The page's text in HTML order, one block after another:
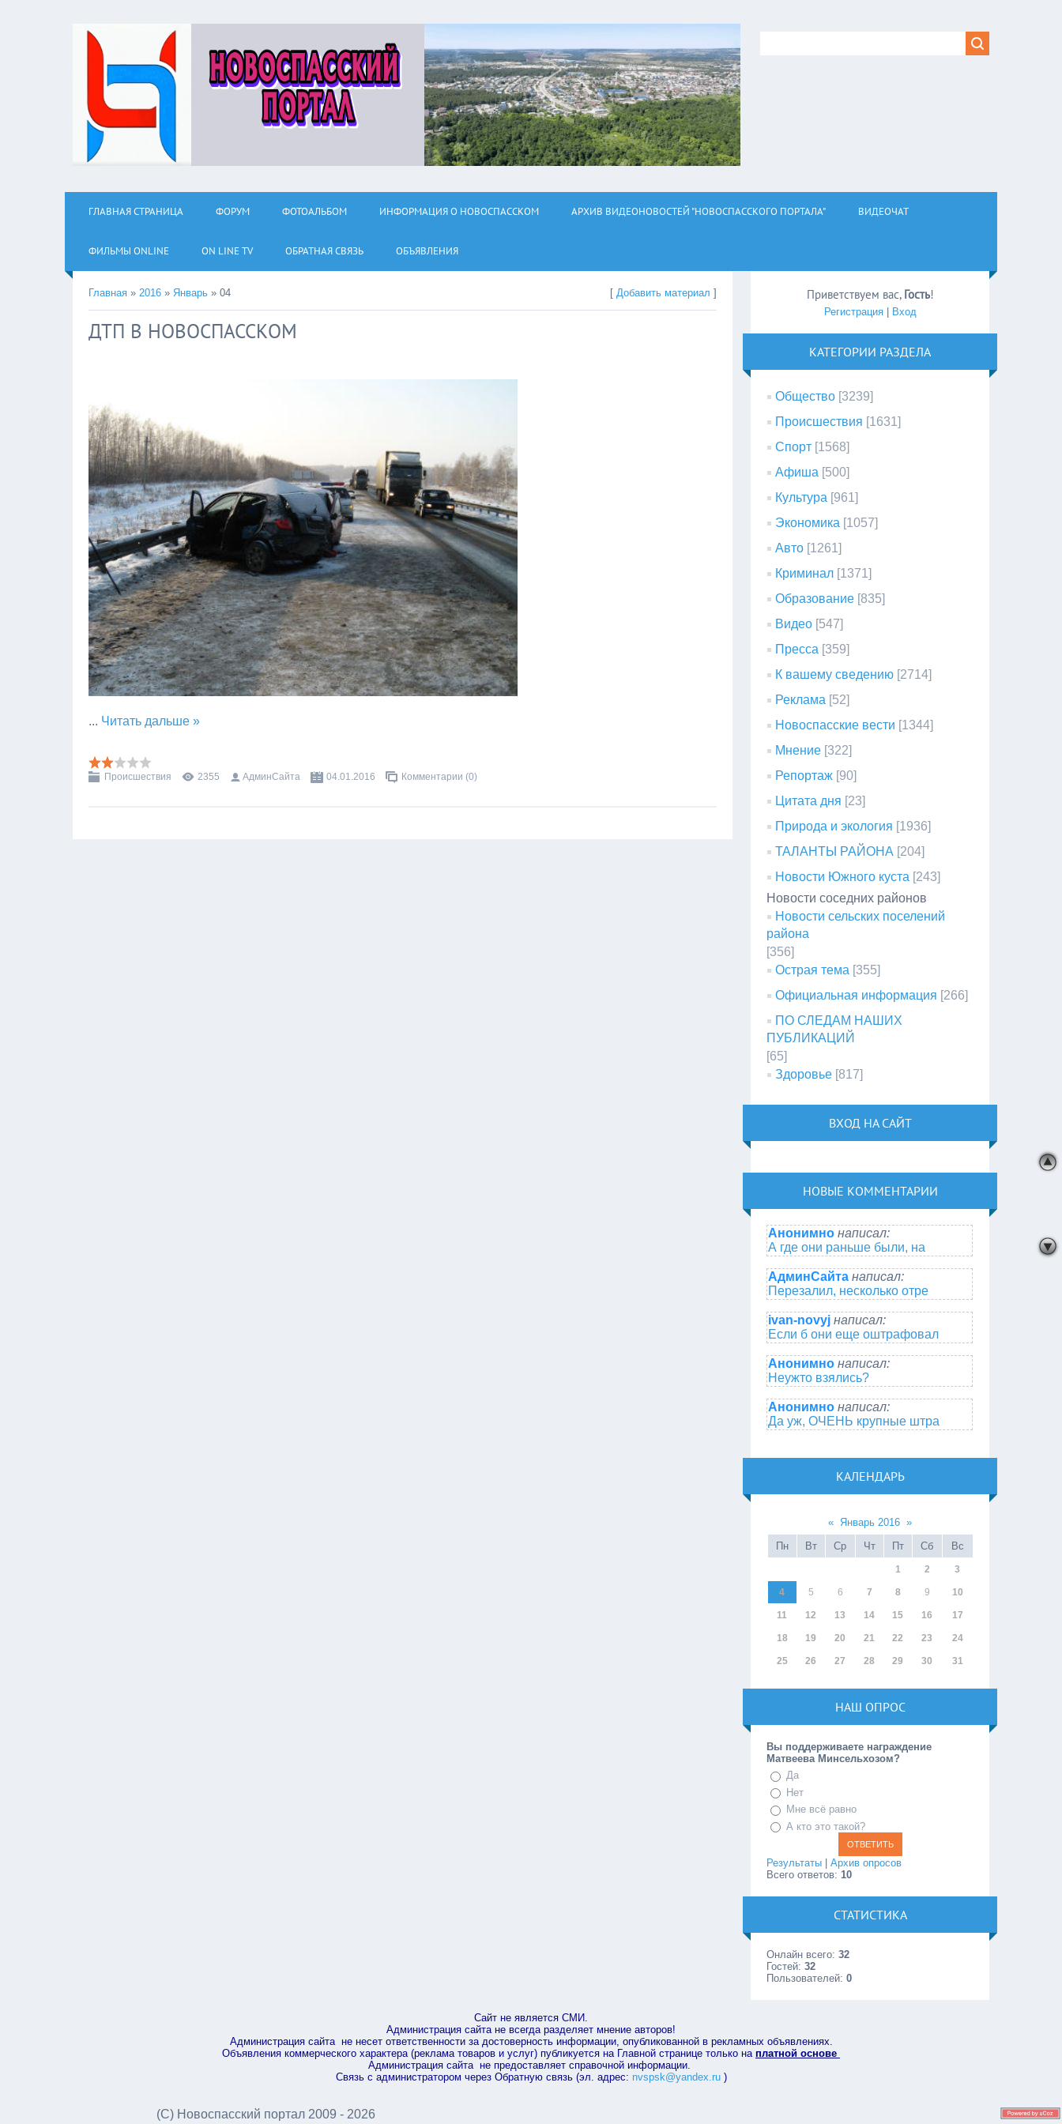
ГЛАВНАЯ СТРАНИЦА ФОРУМ ФОТОАЛЬБОМ ИНФОРМАЦИЯ О НОВОСПАССКОМ АРХИВ ВИДЕОНОВОСТЕЙ "НОВОСПАССКОГО ПОРТАЛА" ВИДЕОЧАТ
ФИЛЬМЫ ОNLINE ON LINE TV ОБРАТНАЯ СВЯЗЬ ОБЪЯВЛЕНИЯ
Главная » 2016 » Январь » 04 [Добавить материал ]
ДТП В НОВОСПАССКОМ
... Читать дальше »
Происшествия 2355 АдминСайта 04.01.2016 Комментарии (0)
Приветствуем вас, Гость!
Регистрация| Вход
КАТЕГОРИИ РАЗДЕЛА
Общество [3239]
Происшествия [1631]
Спорт [1568]
Афиша [500]
Культура [961]
Экономика [1057]
Авто [1261]
Криминал [1371]
Образование [835]
Видео [547]
Пресса [359]
К вашему сведению [2714]
Реклама [52]
Новоспасские вести [1344]
Мнение [322]
Репортаж [90]
Цитата дня [23]
Природа и экология [1936]
ТАЛАНТЫ РАЙОНА [204]
Новости Южного куста [243]
Новости соседних районов
Новости сельских поселений
района
[356]
Острая тема [355]
Официальная информация [266]
ПО СЛЕДАМ НАШИХ
ПУБЛИКАЦИЙ
[65]
Здоровье [817]
ВХОД НА САЙТ
НОВЫЕ КОММЕНТАРИИ
Анонимно написал:
А где они раньше были, на
АдминСайта написал:
Перезалил, несколько отре
ivan-novyj написал:
Если б они еще оштрафовал
Анонимно написал:
Неужто взялись?
Анонимно написал:
Да уж, ОЧЕНЬ крупные штра
КАЛЕНДАРЬ
« Январь 2016 »
Пн
Вт Ср Чт Пт Сб Вс
1 2 3
4 5 6 7 8 9 10
11 12 13 14 15 16 17
18 19 20 21 22 23 24
25 26 27 28 29 30 31
НАШ ОПРОС
Вы поддерживаете награждение
Матвеева Минсельхозом?
Да
Нет
Мне всё равно
А кто это такой?
Результаты |Архив опросов
Всего ответов:10
СТАТИСТИКА
Онлайн всего:32
Гостей:32
Пользователей:0
Сайт не является СМИ.
Администрация сайта не всегда разделяет мнение авторов!
Администрация сайта не несет ответственности за достоверность информации, опубликованной в рекламных объявлениях.
Объявления коммерческого характера (реклама товаров и услуг) публикуется на Главной странице только на платной основе
Администрация сайта не предоставляет справочной информации.
Связь с администратором через Обратную связь (эл. адрес: nvspsk@yandex.ru)
(С) Новоспасский портал 2009 - 2026